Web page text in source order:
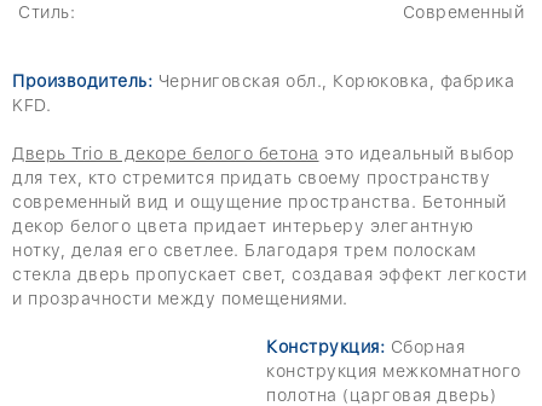
Стиль:
Современный
Производитель: Черниговская обл., Корюковка, фабрика
KFD.
Дверь Trio в декоре белого бетона это идеальный выбор
для тех, кто стремится придать своему пространству
современный вид и ощущение пространства. Бетонный
декор белого цвета придает интерьеру элегантную
нотку, делая его светлее. Благодаря трем полоскам
стекла дверь пропускает свет, создавая эффект легкости
и прозрачности между помещениями.
Конструкция: Сборная
конструкция межкомнатного
полотна (царговая дверь)